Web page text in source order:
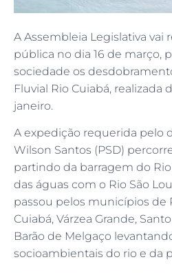
A Assembleia Legislativa vai
pública no dia 16 de março,
sociedade os
Fluvial Rio Cuiabá, realizada
janeiro.
A expedição requerida pelo
Wilson Santos (PSD)
partindo da barragem do
das águas com o Rio São
passou pelos municípios de
Cuiabá, Várzea Grande,
Barão de Melgaço
socioambientais do rio e da